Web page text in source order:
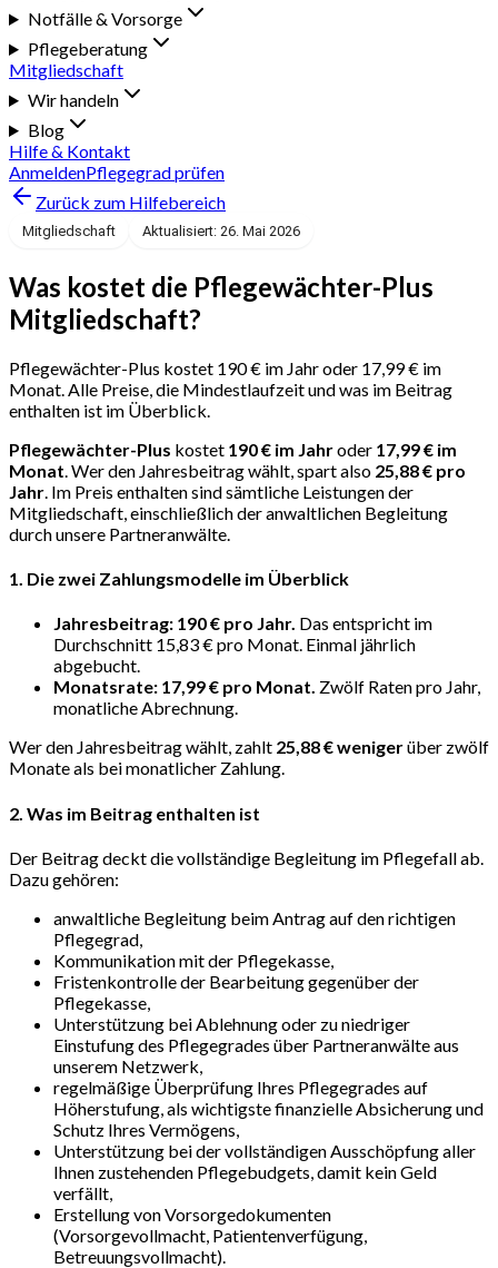
Notfälle & Vorsorge
Pflegeberatung
Mitgliedschaft
Wir handeln
Blog
Hilfe & Kontakt
AnmeldenPflegegrad prüfen
Zurück zum Hilfebereich
Mitgliedschaft Aktualisiert: 26. Mai 2026
Was kostet die Pflegewächter-Plus
Mitgliedschaft?
Pflegewächter-Plus kostet 190 € im Jahr oder 17,99 € im
Monat. Alle Preise, die Mindestlaufzeit und was im Beitrag
enthalten ist im Überblick.
Pflegewächter-Plus kostet 190 € im Jahroder 17,99 € im
Monat. Wer den Jahresbeitrag wählt, spart also 25,88 € pro
Jahr. Im Preis enthalten sind sämtliche Leistungen der
Mitgliedschaft, einschließlich der anwaltlichen Begleitung
durch unsere Partneranwälte.
1. Die zwei Zahlungsmodelle im Überblick
Jahresbeitrag: 190 € pro Jahr. Das entspricht im
Durchschnitt 15,83 € pro Monat. Einmal jährlich
abgebucht.
Monatsrate: 17,99 € pro Monat. Zwölf Raten pro Jahr,
monatliche Abrechnung.
Wer den Jahresbeitrag wählt, zahlt 25,88 € wenigerüber zwölf
Monate als bei monatlicher Zahlung.
2. Was im Beitrag enthalten ist
Der Beitrag deckt die vollständige Begleitung im Pflegefall ab.
Dazu gehören:
anwaltliche Begleitung beim Antrag auf den richtigen
Pflegegrad,
Kommunikation mit der Pflegekasse,
Fristenkontrolle der Bearbeitung gegenüber der
Pflegekasse,
Unterstützung bei Ablehnung oder zu niedriger
Einstufung des Pflegegrades über Partneranwälte aus
unserem Netzwerk,
regelmäßige Überprüfung Ihres Pflegegrades auf
Höherstufung, als wichtigste finanzielle Absicherung und
Schutz Ihres Vermögens,
Unterstützung bei der vollständigen Ausschöpfung aller
Ihnen zustehenden Pflegebudgets, damit kein Geld
verfällt,
Erstellung von Vorsorgedokumenten
(Vorsorgevollmacht, Patientenverfügung,
Betreuungsvollmacht).